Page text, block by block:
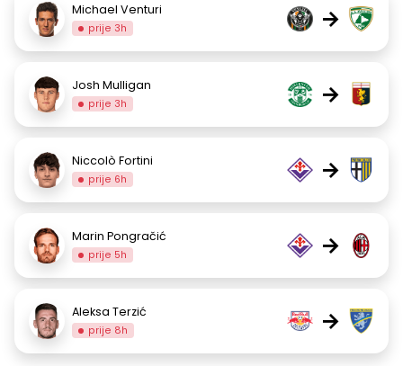
Michael Venturi
prije 3h →
Josh Mulligan
prije 3h →
Niccolò Fortini
prije 6h →
Marin Pongračić
prije 5h →
Aleksa Terzić
prije 8h →